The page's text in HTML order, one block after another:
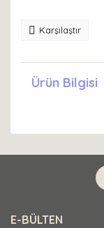
Karşılaştır
Ürün Bilgisi
E-BÜLTEN